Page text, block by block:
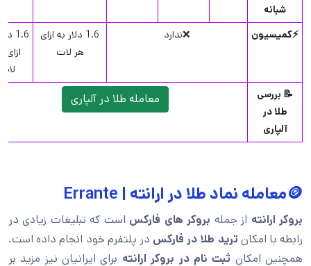
شبانه
⚡️کمیسیون ❌ندارد
1.6 دلار به ازای
هر لات
1.6
ازای
لات
📝 بررسی
طلا در
آلپاری
معامله طلا در آلپاری
🪙معامله نماد طلا در ارانته | Errante
بروکر ارانته از جمله بروکر های فارکس است که تبلیغات زیادی در
رابطه با امکان ترید طلا در فارکس در پلتفرم خود انجام داده است.
همچنین امکان ثبت نام در بروکر ارانته برای ایرانیان نیز مزید بر